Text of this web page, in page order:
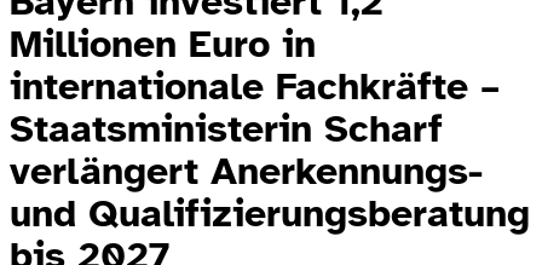
Millionen Euro in
internationale Fachkräfte –
Staatsministerin Scharf
verlängert Anerkennungs-
und Qualifizierungsberatung
bis 2027